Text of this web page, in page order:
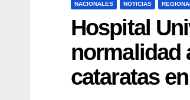
NACIONALES NOTICIAS
Hospital
normalidad
cataratas